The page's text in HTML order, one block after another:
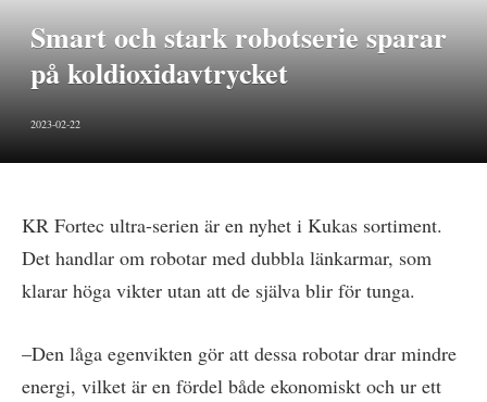
Smart och stark robotserie sparar
på koldioxidavtrycket
2023-02-22
KR Fortec ultra-serien är en nyhet i Kukas sortiment.
Det handlar om robotar med dubbla länkarmar, som
klarar höga vikter utan att de själva blir för tunga.
–Den låga egenvikten gör att dessa robotar drar mindre
energi, vilket är en fördel både ekonomiskt och ur ett